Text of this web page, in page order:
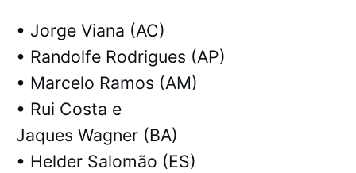
• Jorge Viana (AC)
• Randolfe Rodrigues (AP)
• Marcelo Ramos (AM)
• Rui Costa e
Jaques Wagner (BA)
• Helder Salomão (ES)